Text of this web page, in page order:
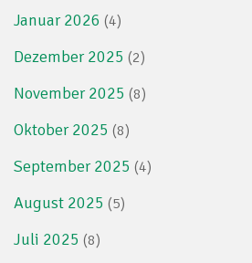
Januar 2026 (4)
Dezember 2025 (2)
November 2025 (8)
Oktober 2025 (8)
September 2025 (4)
August 2025 (5)
Juli 2025 (8)